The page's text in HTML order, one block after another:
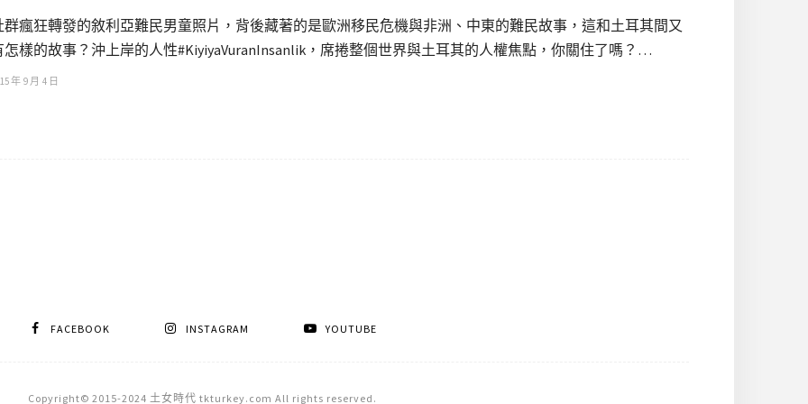
群瘋狂轉發的敘利亞難民男童照片，背後藏著的是歐洲移民危機與非洲、中東的難民故事，這和土耳其間又
怎樣的故事？沖上岸的人性#KiyiyaVuranInsanlik，席捲整個世界與土耳其的人權焦點，你關住了嗎？…
年 9 月 4 日
FACEBOOK INSTAGRAM YOUTUBE
Copyright© 2015-2024 土女時代 tkturkey.com All rights reserved.